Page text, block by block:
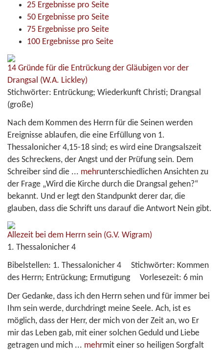
25 Ergebnisse pro Seite
50 Ergebnisse pro Seite
75 Ergebnisse pro Seite
100 Ergebnisse pro Seite
14 Gründe für die Entrückung der Gläubigen vor der
Drangsal (W.A. Lickley)
Stichwörter: Entrückung; Wiederkunft Christi; Drangsal
(große)
Nach dem Kommen des Herrn für die Seinen werden
Ereignisse ablaufen, die eine Erfüllung von 1.
Thessalonicher 4,15-18 sind; es wird eine Drangsalszeit
des Schreckens, der Angst und der Prüfung sein. Dem
Schreiber sind die ... mehrunterschiedlichen Ansichten zu
der Frage „Wird die Kirche durch die Drangsal gehen?“
bekannt. Und er legt den Standpunkt derer dar, die
glauben, dass die Schrift uns darauf die Antwort Nein gibt.
Allezeit bei dem Herrn sein (G.V. Wigram)
1. Thessalonicher 4
Bibelstellen: 1. Thessalonicher 4 Stichwörter: Kommen
des Herrn; Entrückung; Ermutigung Vorlesezeit: 6 min
Der Gedanke, dass ich den Herrn sehen und für immer bei
Ihm sein werde, durchdringt meine Seele. Ach, ist es
möglich, dass der Herr, der mich von der Zeit an, wo Er
mir das Leben gab, mit einer solchen Geduld und Liebe
getragen und mich ... mehrmit einer so heiligen Sorgfalt